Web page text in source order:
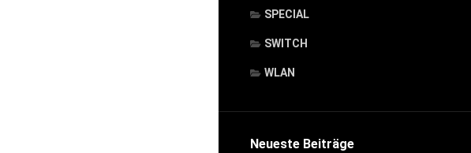
SPECIAL
SWITCH
WLAN
Neueste Beiträge